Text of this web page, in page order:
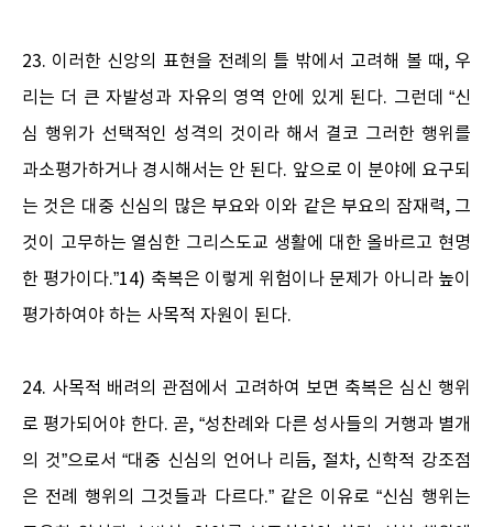
23. 이러한 신앙의 표현을 전례의 틀 밖에서 고려해 볼 때, 우
리는 더 큰 자발성과 자유의 영역 안에 있게 된다. 그런데 “신
심 행위가 선택적인 성격의 것이라 해서 결코 그러한 행위를
과소평가하거나 경시해서는 안 된다. 앞으로 이 분야에 요구되
는 것은 대중 신심의 많은 부요와 이와 같은 부요의 잠재력, 그
것이 고무하는 열심한 그리스도교 생활에 대한 올바르고 현명
한 평가이다.”14) 축복은 이렇게 위험이나 문제가 아니라 높이
평가하여야 하는 사목적 자원이 된다.
24. 사목적 배려의 관점에서 고려하여 보면 축복은 심신 행위
로 평가되어야 한다. 곧, “성찬례와 다른 성사들의 거행과 별개
의 것”으로서 “대중 신심의 언어나 리듬, 절차, 신학적 강조점
은 전례 행위의 그것들과 다르다.” 같은 이유로 “신심 행위는